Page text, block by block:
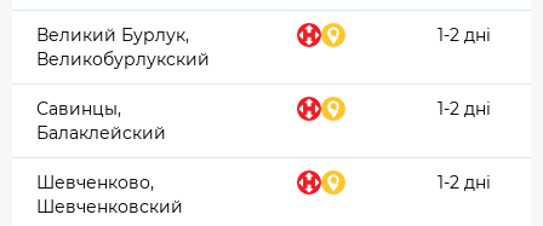
Великий Бурлук,
Великобурлукский
1-2 дні
Савинцы,
Балаклейский
1-2 дні
Шевченково,
Шевченковский
1-2 дні